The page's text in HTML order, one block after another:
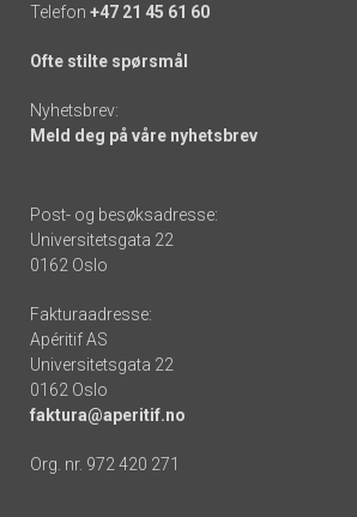
Telefon +47 21 45 61 60
Ofte stilte spørsmål
Nyhetsbrev:
Meld deg på våre nyhetsbrev
Post- og besøksadresse:
Universitetsgata 22
0162 Oslo
Fakturaadresse:
Apéritif AS
Universitetsgata 22
0162 Oslo
faktura@aperitif.no
Org. nr. 972 420 271